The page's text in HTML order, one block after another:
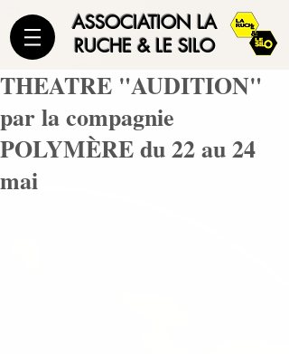
ASSOCIATION LA
RUCHE & LE SILO
THEATRE "AUDITION"
par la compagnie
POLYMÈRE du 22 au 24
mai